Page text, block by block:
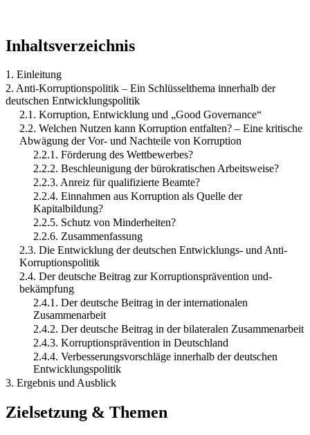
Inhaltsverzeichnis
1. Einleitung
2. Anti-Korruptionspolitik – Ein Schlüsselthema innerhalb der
deutschen Entwicklungspolitik
2.1. Korruption, Entwicklung und „Good Governance“
2.2. Welchen Nutzen kann Korruption entfalten? – Eine kritische
Abwägung der Vor- und Nachteile von Korruption
2.2.1. Förderung des Wettbewerbes?
2.2.2. Beschleunigung der bürokratischen Arbeitsweise?
2.2.3. Anreiz für qualifizierte Beamte?
2.2.4. Einnahmen aus Korruption als Quelle der
Kapitalbildung?
2.2.5. Schutz von Minderheiten?
2.2.6. Zusammenfassung
2.3. Die Entwicklung der deutschen Entwicklungs- und Anti-
Korruptionspolitik
2.4. Der deutsche Beitrag zur Korruptionsprävention und-
bekämpfung
2.4.1. Der deutsche Beitrag in der internationalen
Zusammenarbeit
2.4.2. Der deutsche Beitrag in der bilateralen Zusammenarbeit
2.4.3. Korruptionsprävention in Deutschland
2.4.4. Verbesserungsvorschläge innerhalb der deutschen
Entwicklungspolitik
3. Ergebnis und Ausblick
Zielsetzung & Themen